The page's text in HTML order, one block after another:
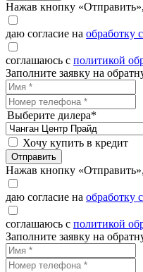
Нажав кнопку «Отправить»,
даю согласие на обработку
соглашаюсь с политикой
Заполните заявку на
Выберите дилера*
Хочу купить в кредит
Отправить
Нажав кнопку «Отправить»,
даю согласие на обработку
соглашаюсь с политикой
Заполните заявку на